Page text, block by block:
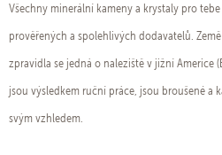
Všechny minerální kameny a krystaly pro
prověřených a spolehlivých dodavatelů.
zpravidla se jedná o naleziště v jižní Americe
jsou výsledkem ruční práce, jsou broušené a
svým vzhledem.